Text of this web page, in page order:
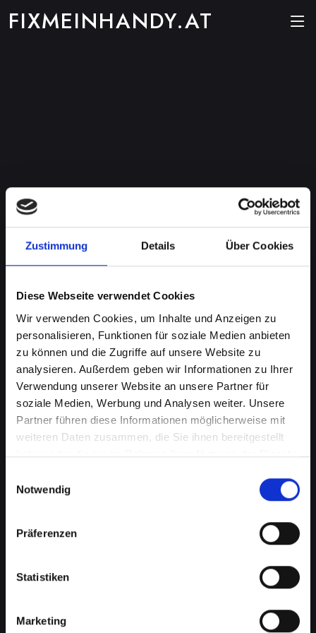
Zustimmung Details Über Cookies
Diese Webseite verwendet Cookies
Wir verwenden Cookies, um Inhalte und Anzeigen zu
personalisieren, Funktionen für soziale Medien anbieten
zu können und die Zugriffe auf unsere Website zu
analysieren. Außerdem geben wir Informationen zu Ihrer
Verwendung unserer Website an unsere Partner für
soziale Medien, Werbung und Analysen weiter. Unsere
Partner führen diese Informationen möglicherweise mit
weiteren Daten zusammen, die Sie ihnen bereitgestellt
haben oder die sie im Rahmen Ihrer Nutzung der Dienste
Notwendig
Präferenzen
Statistiken
Marketing
FIXMEINHANDY.AT
Akkuprobleme bei Ihrem
IPHONE-XR in Bad-
tatzmannsdorf? Finden Sie
Ein schlecht funktionierender Akku in Ihrem
Unabhängigkeit, wenn Sie ständig nach einer